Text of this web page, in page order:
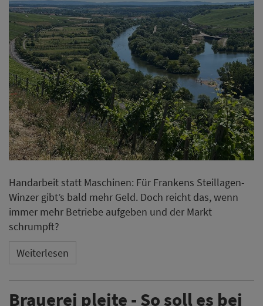
Handarbeit statt Maschinen: Für Frankens Steillagen-
Winzer gibt’s bald mehr Geld. Doch reicht das, wenn
immer mehr Betriebe aufgeben und der Markt
schrumpft?
Weiterlesen
Brauerei pleite - So soll es bei